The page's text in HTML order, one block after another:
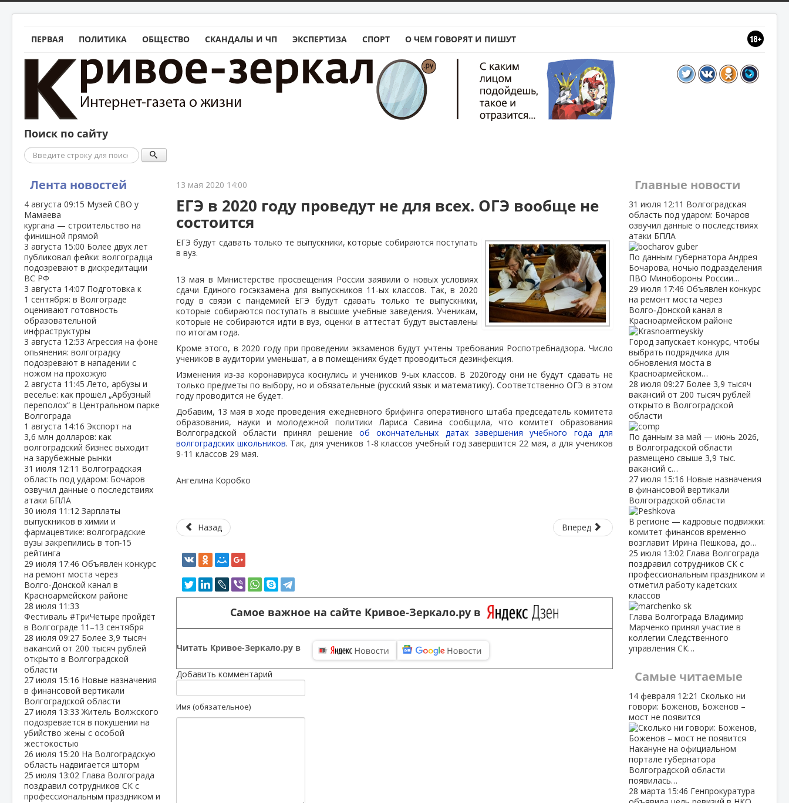
ПЕРВАЯ ПОЛИТИКА ОБЩЕСТВО СКАНДАЛЫ И ЧП ЭКСПЕРТИЗА СПОРТ О ЧЕМ ГОВОРЯТ И ПИШУТ
Поиск по сайту
Поиск
Лента новостей
4 августа 09:15 Музей СВО у
Мамаева
кургана — строительство на
финишной прямой
3 августа 15:00 Более двух лет
публиковал фейки: волгоградца
подозревают в дискредитации
ВС РФ
3 августа 14:07 Подготовка к
1 сентября: в Волгограде
оценивают готовность
образовательной
инфраструктуры
3 августа 12:53 Агрессия на фоне
опьянения: волгоградку
подозревают в нападении с
ножом на прохожую
2 августа 11:45Лето, арбузы и
веселье: как прошёл „Арбузный
переполох“ в Центральном парке
Волгограда
1 августа 14:16 Экспорт на
3,6 млн долларов: как
волгоградский бизнес выходит
на зарубежные рынки
31 июля 12:11 Волгоградская
область под ударом: Бочаров
озвучил данные о последствиях
атаки БПЛА
30 июля 11:12 Зарплаты
выпускников в химии и
фармацевтике: волгоградские
вузы закрепились в топ‑15
рейтинга
29 июля 17:46 Объявлен конкурс
на ремонт моста через
Волго‑Донской канал в
Красноармейском районе
28 июля 11:33
Фестиваль #ТриЧетыре пройдёт
в Волгограде 11–13 сентября
28 июля 09:27 Более 3,9 тысяч
вакансий от 200 тысяч рублей
открыто в Волгоградской
области
27 июля 15:16 Новые назначения
в финансовой вертикали
Волгоградской области
27 июля 13:33Житель Волжского
подозревается в покушении на
убийство жены с особой
жестокостью
26 июля 15:20 На Волгоградскую
область надвигается шторм
25 июля 13:02 Глава Волгограда
поздравил сотрудников СК с
профессиональным праздником и
13 мая 2020 14:00
ЕГЭ в 2020 году проведут не для всех. ОГЭ вообще не
состоится
ЕГЭ будут сдавать только те выпускники, которые собираются поступать
в вуз.
13 мая в Министерстве просвещения России заявили о новых условиях
сдачи Единого госэкзамена для выпускников 11-ых классов. Так, в 2020
году в связи с пандемией ЕГЭ будут сдавать только те выпускники,
которые собираются поступать в высшие учебные заведения. Ученикам,
которые не собираются идти в вуз, оценки в аттестат будут выставлены
по итогам года.
Кроме этого, в 2020 году при проведении экзаменов будут учтены требования Роспотребнадзора. Число
учеников в аудитории уменьшат, а в помещениях будет проводиться дезинфекция.
Изменения из-за коронавируса коснулись и учеников 9-ых классов. В 2020году они не будут сдавать не
только предметы по выбору, но и обязательные (русский язык и математику). Соответственно ОГЭ в этом
году проводится не будет.
Добавим, 13 мая в ходе проведения ежедневного брифинга оперативного штаба председатель комитета
образования, науки и молодежной политики Лариса Савина сообщила, что комитет образования
Волгоградской области принял решениеоб окончательных датах завершения учебного года для
волгоградских школьников. Так, для учеников 1-8 классов учебный год завершится 22 мая, а для учеников
9-11 классов 29 мая.
Ангелина Коробко
Назад Вперед
Самое важное на сайте Кривое-Зеркало.ру в
Читать Кривое-Зеркало.ру в
Добавить комментарий
Имя (обязательное)
Главные новости
31 июля 12:11 Волгоградская
область под ударом: Бочаров
озвучил данные о последствиях
атаки БПЛА
По данным губернатора Андрея
Бочарова, ночью подразделения
ПВО Минобороны России…
29 июля 17:46 Объявлен конкурс
на ремонт моста через
Волго‑Донской канал в
Красноармейском районе
Город запускает конкурс, чтобы
выбрать подрядчика для
обновления моста в
Красноармейском…
28 июля 09:27 Более 3,9 тысяч
вакансий от 200 тысяч рублей
открыто в Волгоградской
области
По данным за май — июнь 2026,
в Волгоградской области
размещено свыше 3,9 тыс.
вакансий с…
27 июля 15:16 Новые назначения
в финансовой вертикали
Волгоградской области
В регионе — кадровые подвижки:
комитет финансов временно
возглавит Ирина Пешкова, до…
25 июля 13:02 Глава Волгограда
поздравил сотрудников СК с
профессиональным праздником и
отметил работу кадетских
классов
Глава Волгограда Владимир
Марченко принял участие в
коллегии Следственного
управления СК…
Самые читаемые
14 февраля 12:21 Сколько ни
говори: Боженов, Боженов –
мост не появится
Накануне на официальном
портале губернатора
Волгоградской области
появилась…
28 марта 15:46 Генпрокуратура